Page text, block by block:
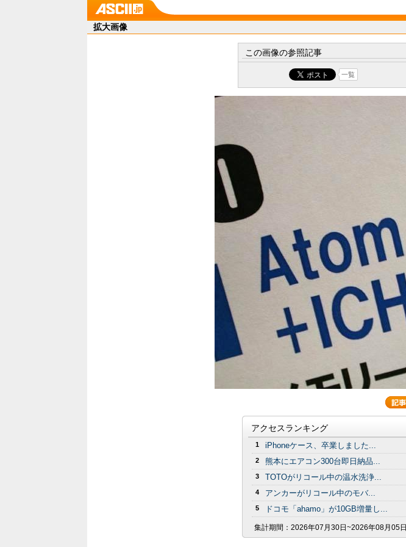
拡大画像
この画像の参照記事
一覧
アクセスランキング
1 iPhoneケース、卒業しました...
2 熊本にエアコン300台即日納品...
3 TOTOがリコール中の温水洗浄...
4 アンカーがリコール中のモバ...
5 ドコモ「ahamo」が10GB増量し...
集計期間： 2026年07月30日~2026年08月05日